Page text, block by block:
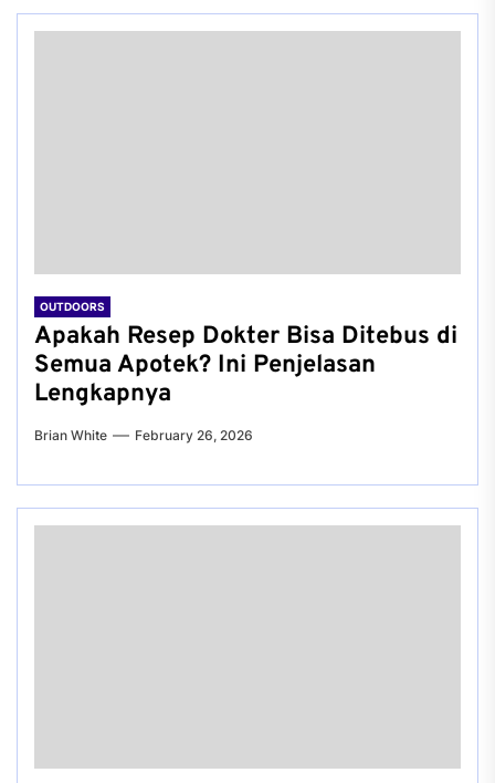
OUTDOORS
Apakah Resep Dokter Bisa Ditebus di
Semua Apotek? Ini Penjelasan
Lengkapnya
Brian White February 26, 2026